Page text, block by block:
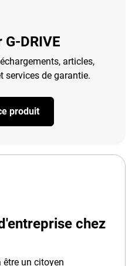
DRIVE
articles,
services de garantie.
produit
chez
être un citoyen